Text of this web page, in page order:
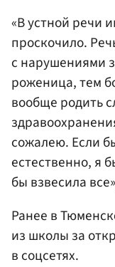
«В устной речи
проскочило.
с нарушениями
роженица, тем
вообще родить
сожалею. Если
естественно, я
бы взвесила
Ранее в
из школы за
в соцсетях.